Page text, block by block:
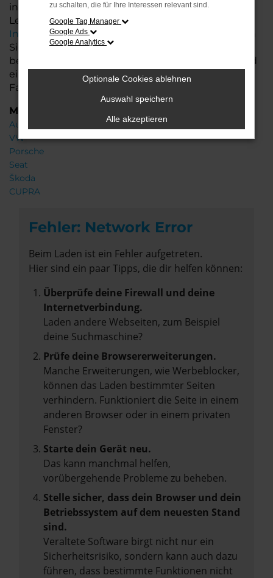
individuellen Finanzierungs- und
Leasingangeboten, sowie der bequemen
InzahlungnahmeIhres alten Fahrzeugs. Besuchen
Sie uns und lassen Sie sich von unseren Experten
beraten. Wir bieten Ihnen eine große Auswahl und
eine persönliche Beratung, damit Sie das perfekte
Fahrzeug für Ihre Bedürfnisse finden.
Marken
Audi
VW
Porsche
Seat
Škoda
CUPRA
Fehler: Network Error
Beim Laden ist ein Fehler aufgetreten.
Hier sind ein paar Tipps, die dir helfen können:
Überprüfe deine Firewall und deine
Internetverbindung.
Laden andere Webseiten, zum Beispiel
deine Suchmaschine?
Prüfe deine Browsererweiterungen.
Manche Erweiterungen, wie Werbeblocker,
können das Laden bestimmter Seiten
verhindern. Funktioniert die Seite in einem
anderen Browser oder in einem privaten
Fenster?
Starte dein Gerät neu.
Das kann manchmal helfen,
vorübergehende Probleme zu beheben.
Stelle sicher, dass dein Browser und dein
Betriebssystem auf dem neuesten Stand
sind.
Veraltete Software birgt nicht nur ein
Sicherheitsrisiko, sondern kann auch dazu
führen, dass bestimmte Funktionen nicht
zu schalten, die für Ihre Interessen relevant sind.
Google Tag Manager
Google Ads
Google Analytics
Optionale Cookies ablehnen
Auswahl speichern
Alle akzeptieren